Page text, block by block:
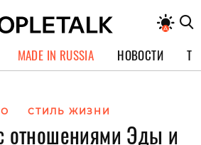
MADE IN RUSSIA НОВОСТИ
СТИЛЬ ЖИЗНИ
отношениями Эды и